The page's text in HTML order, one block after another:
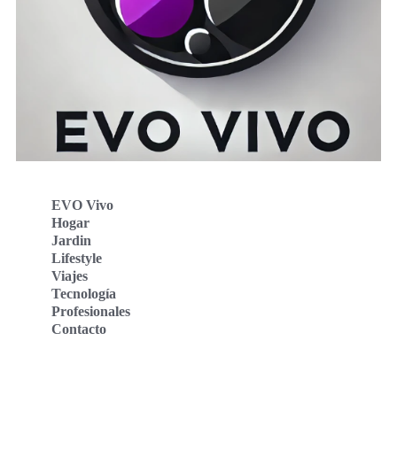
EVO Vivo
Hogar
Jardin
Lifestyle
Viajes
Tecnología
Profesionales
Contacto